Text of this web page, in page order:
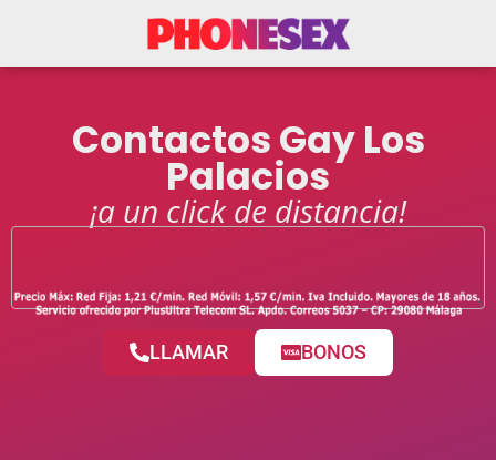
Contactos Gay Los
Palacios
¡a un click de distancia!
LLAMAR BONOS